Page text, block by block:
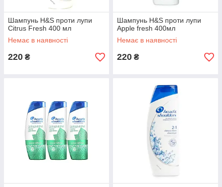
Шампунь H&S проти лупи
Citrus Fresh 400 мл
Немає в наявності
220 ₴
Шампунь H&S проти лупи
Apple fresh 400мл
Немає в наявності
220 ₴